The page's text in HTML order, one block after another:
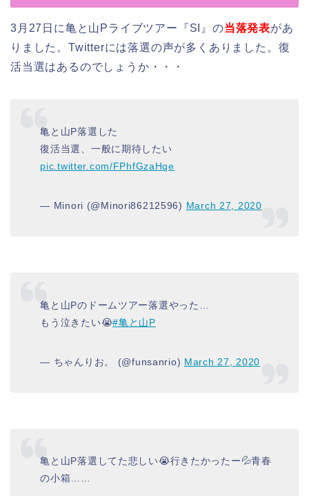
3月27日に亀と山Pライブツアー『SI』の当落発表があ
りました。Twitterには落選の声が多くありました。復
活当選はあるのでしょうか・・・
亀と山P落選した
復活当選、一般に期待したい
pic.twitter.com/FPhfGzaHqe
— Minori (@Minori86212596) March 27, 2020
亀と山Pのドームツアー落選やった…
もう泣きたい😭#亀と山P
— ちゃんりお。 (@funsanrio) March 27, 2020
亀と山P落選してた悲しい😭行きたかったー💦青春
の小箱……